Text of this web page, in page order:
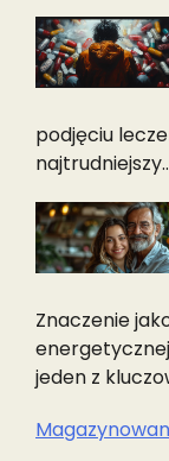
podjęciu
Znaczenie
jeden z